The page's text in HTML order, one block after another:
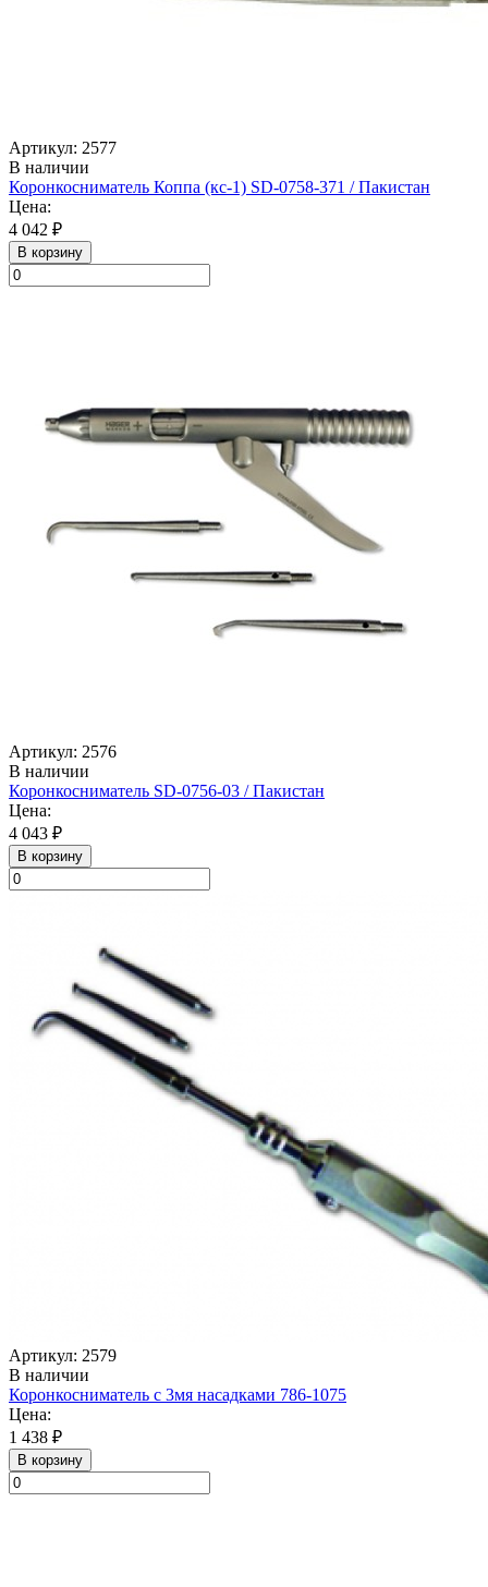
Артикул: 2577
В наличии
Коронкосниматель Коппа (кс-1) SD-0758-371 / Пакистан
Цена:
4 042 ₽
В корзину
Артикул: 2576
В наличии
Коронкосниматель SD-0756-03 / Пакистан
Цена:
4 043 ₽
В корзину
Артикул: 2579
В наличии
Коронкосниматель с 3мя насадками 786-1075
Цена:
1 438 ₽
В корзину